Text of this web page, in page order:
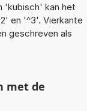
'kubisch' kan het
en '^3'. Vierkante
geschreven als
met de